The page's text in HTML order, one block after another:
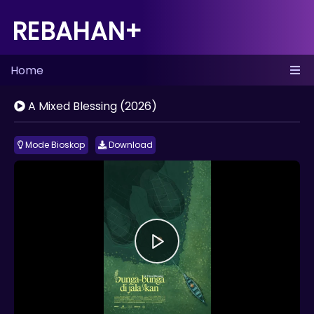
REBAHAN+
Home
A Mixed Blessing (2026)
Mode Bioskop Download